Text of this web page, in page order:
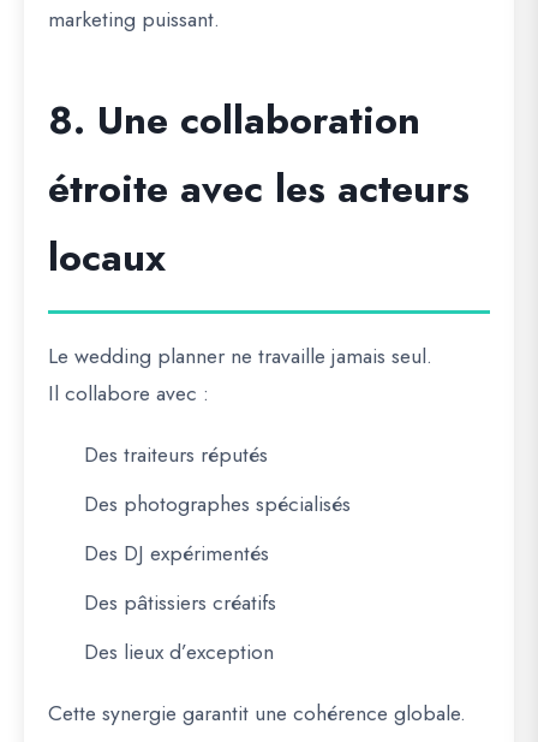
marketing puissant.
8. Une collaboration
étroite avec les acteurs
locaux
Le wedding planner ne travaille jamais seul.
Il collabore avec :
Des traiteurs réputés
Des photographes spécialisés
Des DJ expérimentés
Des pâtissiers créatifs
Des lieux d’exception
Cette synergie garantit une cohérence globale.